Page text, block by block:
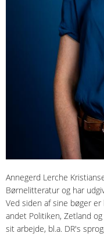
Annegerd Lerche
Børnelitteratur og har
Ved siden af sine bøger
andet Politiken, Zetland
sit arbejde, bl.a. DR's